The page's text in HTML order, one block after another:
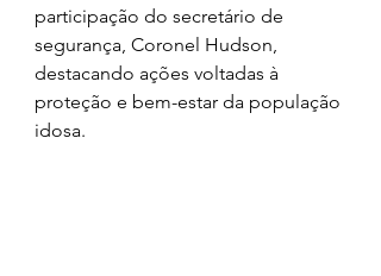
participação do secretário de
segurança, Coronel Hudson,
destacando ações voltadas à
proteção e bem-estar da população
idosa.